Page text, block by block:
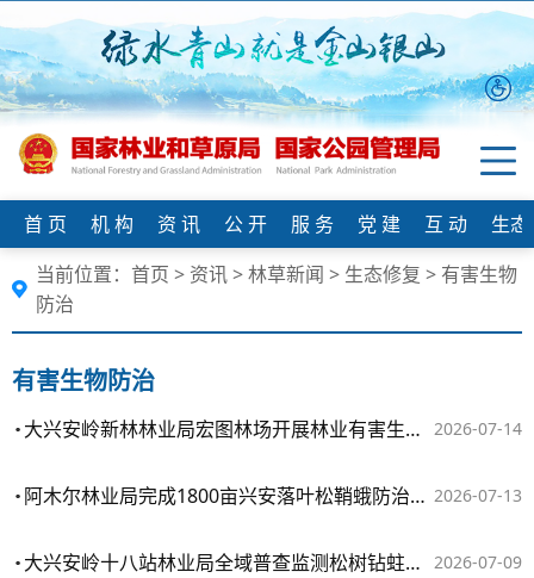
首 页 机 构 资 讯 公 开 服 务 党 建 互 动
生
当前位置： 首页 > 资讯>林草新闻 > 生态修复 > 有害生物
防治
有害生物防治
2026-07-14
大兴安岭新林林业局宏图林场开展林业有害生物专项防治
2026-07-13
阿木尔林业局完成1800亩兴安落叶松鞘蛾防治任务
2026-07-09
大兴安岭十八站林业局全域普查监测松树钻蛀类害虫